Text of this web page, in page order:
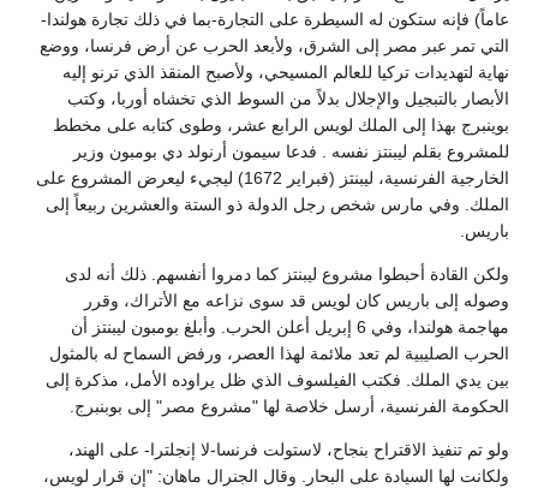
عاماً) فإنه ستكون له السيطرة على التجارة-بما في ذلك تجارة هولندا-
التي تمر عبر مصر إلى الشرق، ولأبعد الحرب عن أرض فرنسا، ووضع
نهاية لتهديدات تركيا للعالم المسيحي، ولأصبح المنقذ الذي ترنو إليه
الأبصار بالتبجيل والإجلال بدلاً من السوط الذي تخشاه أوربا، وكتب
بوينبرج بهذا إلى الملك لويس الرابع عشر، وطوى كتابه على مخطط
للمشروع بقلم ليبنتز نفسه . فدعا سيمون أرنولد دي بومبون وزير
الخارجية الفرنسية، ليبنتز (فبراير 1672) ليجيء ليعرض المشروع على
الملك. وفي مارس شخص رجل الدولة ذو الستة والعشرين ربيعاً إلى
باريس.
ولكن القادة أحبطوا مشروع ليبنتز كما دمروا أنفسهم. ذلك أنه لدى
وصوله إلى باريس كان لويس قد سوى نزاعه مع الأتراك، وقرر
مهاجمة هولندا، وفي 6 إبريل أعلن الحرب. وأبلغ بومبون ليبنتز أن
الحرب الصليبية لم تعد ملائمة لهذا العصر، ورفض السماح له بالمثول
بين يدي الملك. فكتب الفيلسوف الذي ظل يراوده الأمل، مذكرة إلى
الحكومة الفرنسية، أرسل خلاصة لها "مشروع مصر" إلى بوبنبرج.
ولو تم تنفيذ الاقتراح بنجاح، لاستولت فرنسا-لا إنجلترا- على الهند،
ولكانت لها السيادة على البحار. وقال الجنرال ماهان: "إن قرار لويس،